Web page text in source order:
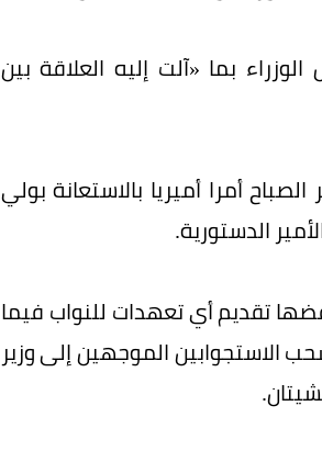
بما «آلت إليه العلاقة بين
الصباح أمرا أميريا بالاستعانة بولي
الدستورية.
تقديم أي تعهدات للنواب فيما
الاستجوابين الموجهين إلى وزير